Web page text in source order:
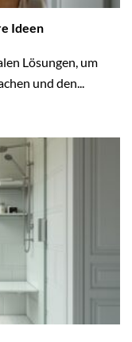
Ideen
Lösungen, um
und den...